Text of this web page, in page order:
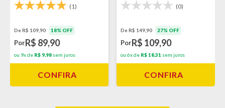
(1)
De R$ 109,90 18% OFF
PorR$ 89,90
ou 9x de R$ 9,98 sem juros
CONFIRA
(0)
De R$ 149,90 27% OFF
PorR$ 109,90
ou 6x de R$ 18,31 sem juros
CONFIRA